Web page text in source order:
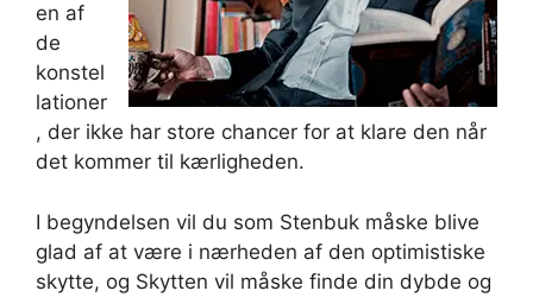
en af
de
konstel
lationer
, der ikke har store chancer for at klare den når
det kommer til kærligheden.
I begyndelsen vil du som Stenbuk måske blive
glad af at være i nærheden af den optimistiske
skytte, og Skytten vil måske finde din dybde og